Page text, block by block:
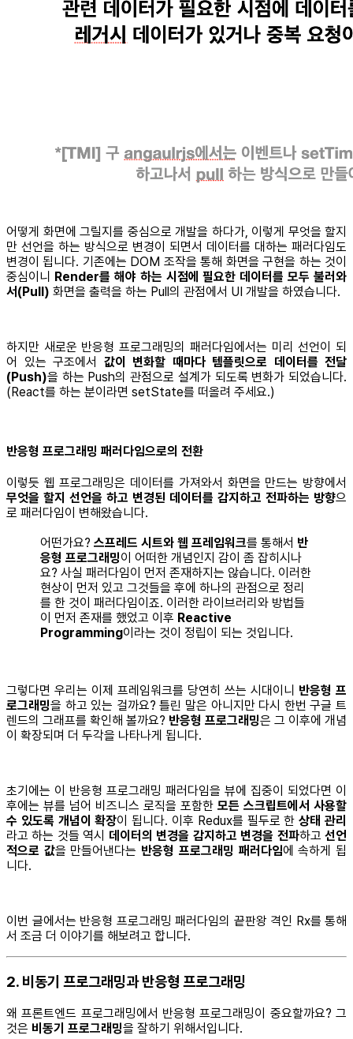
어떻게 화면에 그릴지를 중심으로 개발을 하다가, 이렇게 무엇을 할지
만 선언을 하는 방식으로 변경이 되면서 데이터를 대하는 패러다임도
변경이 됩니다. 기존에는 DOM 조작을 통해 화면을 구현을 하는 것이
중심이니 Render를 해야 하는 시점에 필요한 데이터를 모두 불러와
서(Pull) 화면을 출력을 하는 Pull의 관점에서 UI 개발을 하였습니다.
하지만 새로운 반응형 프로그래밍의 패러다임에서는 미리 선언이 되
어 있는 구조에서 값이 변화할 때마다 템플릿으로 데이터를 전달
(Push)을 하는 Push의 관점으로 설계가 되도록 변화가 되었습니다.
(React를 하는 분이라면 setState를 떠올려 주세요.)
반응형 프로그래밍 패러다임으로의 전환
이렇듯 웹 프로그래밍은 데이터를 가져와서 화면을 만드는 방향에서
무엇을 할지 선언을 하고 변경된 데이터를 감지하고 전파하는 방향으
로 패러다임이 변해왔습니다.
어떤가요? 스프레드 시트와 웹 프레임워크를 통해서 반
응형 프로그래밍이 어떠한 개념인지 감이 좀 잡히시나
요? 사실 패러다임이 먼저 존재하지는 않습니다. 이러한
현상이 먼저 있고 그것들을 후에 하나의 관점으로 정리
를 한 것이 패러다임이죠. 이러한 라이브러리와 방법들
이 먼저 존재를 했었고 이후 Reactive
Programming이라는 것이 정립이 되는 것입니다.
그렇다면 우리는 이제 프레임워크를 당연히 쓰는 시대이니 반응형 프
로그래밍을 하고 있는 걸까요? 틀린 말은 아니지만 다시 한번 구글 트
렌드의 그래프를 확인해 볼까요? 반응형 프로그래밍은 그 이후에 개념
이 확장되며 더 두각을 나타나게 됩니다.
초기에는 이 반응형 프로그래밍 패러다임을 뷰에 집중이 되었다면 이
후에는 뷰를 넘어 비즈니스 로직을 포함한 모든 스크립트에서 사용할
수 있도록 개념이 확장이 됩니다. 이후 Redux를 필두로 한상태 관리
라고 하는 것들 역시 데이터의 변경을 감지하고 변경을 전파하고선언
적으로 값을 만들어낸다는 반응형 프로그래밍 패러다임에 속하게 됩
니다.
이번 글에서는 반응형 프로그래밍 패러다임의 끝판왕 격인 Rx를 통해
서 조금 더 이야기를 해보려고 합니다.
2. 비동기 프로그래밍과 반응형 프로그래밍
왜 프론트엔드 프로그래밍에서 반응형 프로그래밍이 중요할까요? 그
것은 비동기 프로그래밍을 잘하기 위해서입니다.